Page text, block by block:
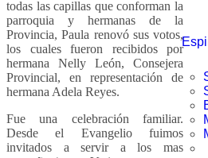
todas las capillas que conforman la
parroquia y hermanas de la
Provincia, Paula renovó sus votos,
los cuales fueron recibidos por
hermana Nelly León, Consejera
Provincial, en representación de
hermana Adela Reyes.
Fue una celebración familiar.
Desde el Evangelio fuimos
invitados a servir a los mas